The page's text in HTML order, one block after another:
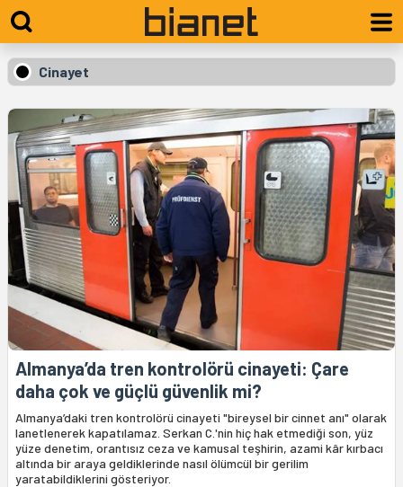
Cinayet
Almanya’da tren kontrolörü cinayeti: Çare
daha çok ve güçlü güvenlik mi?
Almanya’daki tren kontrolörü cinayeti "bireysel bir cinnet anı" olarak
lanetlenerek kapatılamaz. Serkan C.'nin hiç hak etmediği son, yüz
yüze denetim, orantısız ceza ve kamusal teşhirin, azami kâr kırbacı
altında bir araya geldiklerinde nasıl ölümcül bir gerilim
yaratabildiklerini gösteriyor.